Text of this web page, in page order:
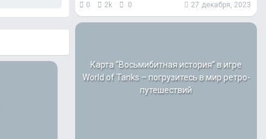
0 2k 0 27 декабря, 2023
Карта “Восьмибитная история” в игре
World of Tanks – погрузитесь в мир ретро-
путешествий